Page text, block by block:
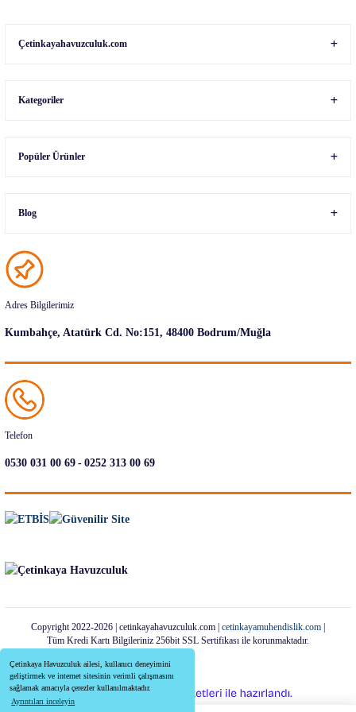
Çetinkaya Havuzculuk ailesi, kullanıcı deneyimini
geliştirmek ve internet sitesinin verimli çalışmasını
sağlamak amacıyla çerezler kullanılmaktadır.
Ayrıntıları inceleyin
Çetinkayahavuzculuk.com
Kategoriler
Popüler Ürünler
Blog
Adres Bilgilerimiz
Kumbahçe, Atatürk Cd. No:151, 48400 Bodrum/Muğla
Telefon
0530 031 00 69-0252 313 00 69
Copyright 2022-2026 | cetinkayahavuzculuk.com | cetinkayamuhendislik.com
Tüm Kredi Kartı Bilgileriniz 256bit SSL Sertifikası ile korunmaktadır.
ideasoft
e-